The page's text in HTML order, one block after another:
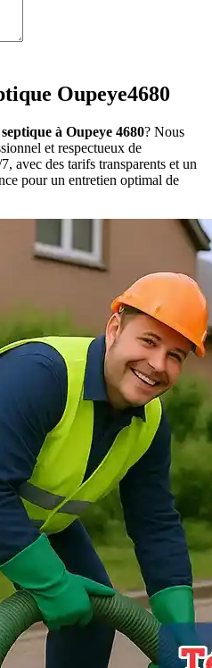
Oupeye4680
à Oupeye 4680? Nous
et respectueux de
avec des tarifs transparents et un
pour un entretien optimal de